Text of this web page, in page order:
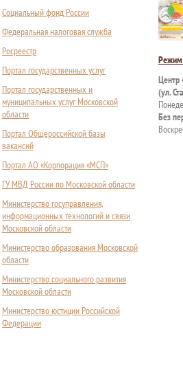
Социальный фонд России
Федеральная налоговая служба
Росреестр
Портал государственных услуг
Портал государственных и
муниципальных услуг Московской
области
Портал Общероссийской базы
вакансий
Портал АО «Корпорация «МСП»
ГУ МВД России по Московской области
Министерство госуправления,
информационных технологий и связи
Московской области
Министерство образования Московской
области
Министерство социального развития
Московской области
Министерство юстиции Российской
Федерации
Центр
(ул.
Без
выплаты или